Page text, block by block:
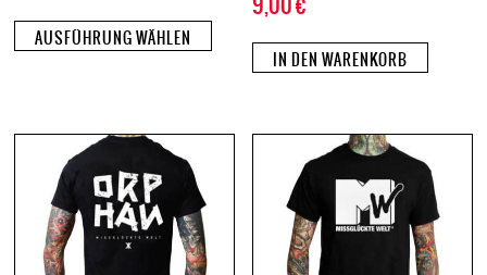
AUSFÜHRUNG WÄHLEN
IN DEN WARENKORB